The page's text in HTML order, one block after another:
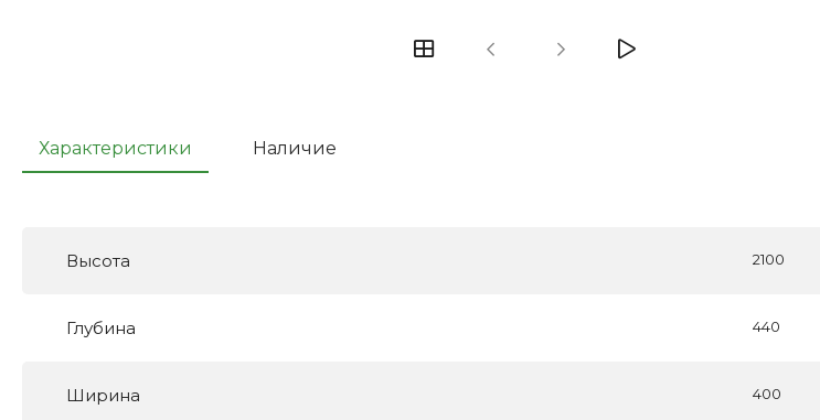
Характеристики Наличие
Высота 2100
Глубина 440
Ширина 400